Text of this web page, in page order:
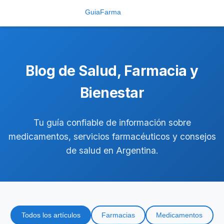
Blog de Salud, Farmacia y
Bienestar
Tu guía confiable de información sobre
medicamentos, servicios farmacéuticos y consejos
de salud en Argentina.
Todos los artículos Farmacias Medicamentos